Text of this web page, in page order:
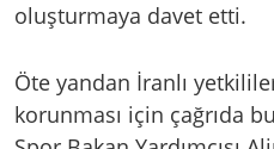
oluşturmaya davet etti.
Öte yandan İranlı
korunması için çağrıda